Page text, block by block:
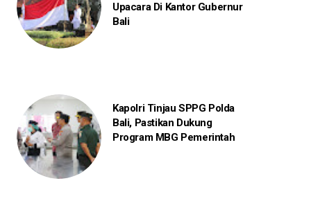
Upacara Di Kantor Gubernur
Bali
Kapolri Tinjau SPPG Polda
Bali, Pastikan Dukung
Program MBG Pemerintah